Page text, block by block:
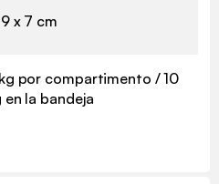
x 7 cm
por compartimento / 10
en la bandeja